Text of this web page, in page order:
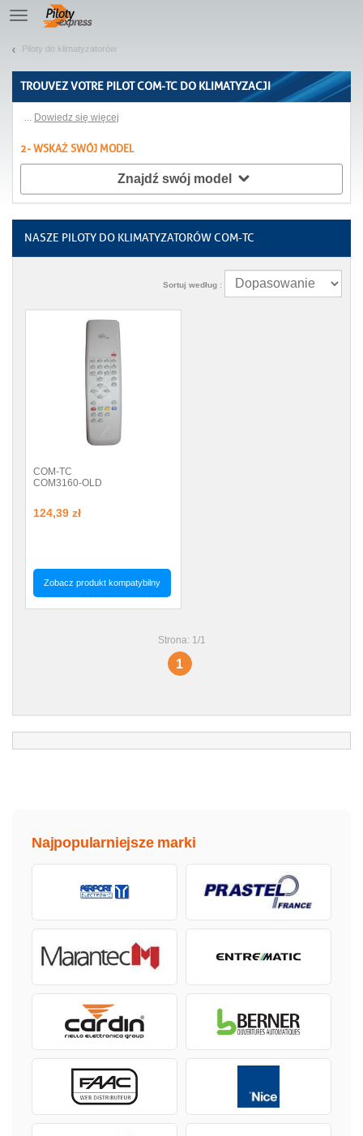
TE
navigation
Piloty do klimatyzatorów
TROUVEZ VOTRE PILOT COM-TC DO KLIMATYZACJI
... Dowiedz się więcej
2- WSKAŻ SWÓJ MODEL
Znajdź swój model
NASZE PILOTY DO KLIMATYZATORÓW COM-TC
Sortuj według :
COM-TC
COM3160-OLD
124,39 zł
Zobacz produkt kompatybilny
Strona: 1/1
1
Najpopularniejsze marki
Pozwól, że przedstawimy nasze ciasteczka!